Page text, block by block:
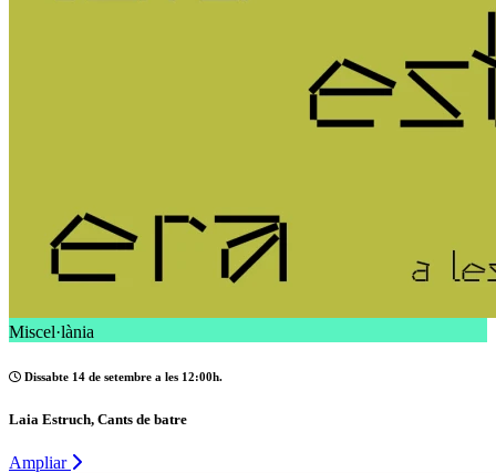
Miscel·lània
Dissabte 14 de setembre a les 12:00h.
Laia Estruch, Cants de batre
Ampliar